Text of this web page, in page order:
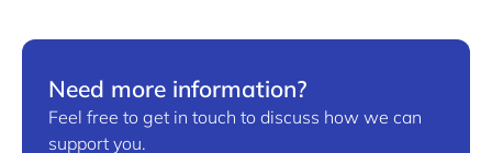
Need more information?
Feel free to get in touch to discuss how we can
support you.